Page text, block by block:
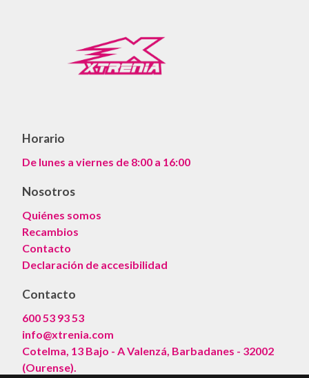
Horario
De lunes a viernes de 8:00 a 16:00
Nosotros
Quiénes somos
Recambios
Contacto
Declaración de accesibilidad
Contacto
600 53 93 53
info@xtrenia.com
Cotelma, 13 Bajo - A Valenzá, Barbadanes - 32002
(Ourense).